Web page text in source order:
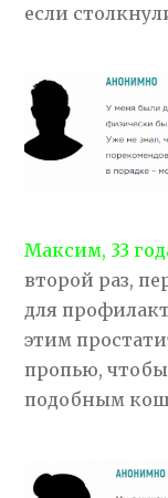
если
Максим, 33
второй раз,
для
этим
пропью, чтобы
подобным